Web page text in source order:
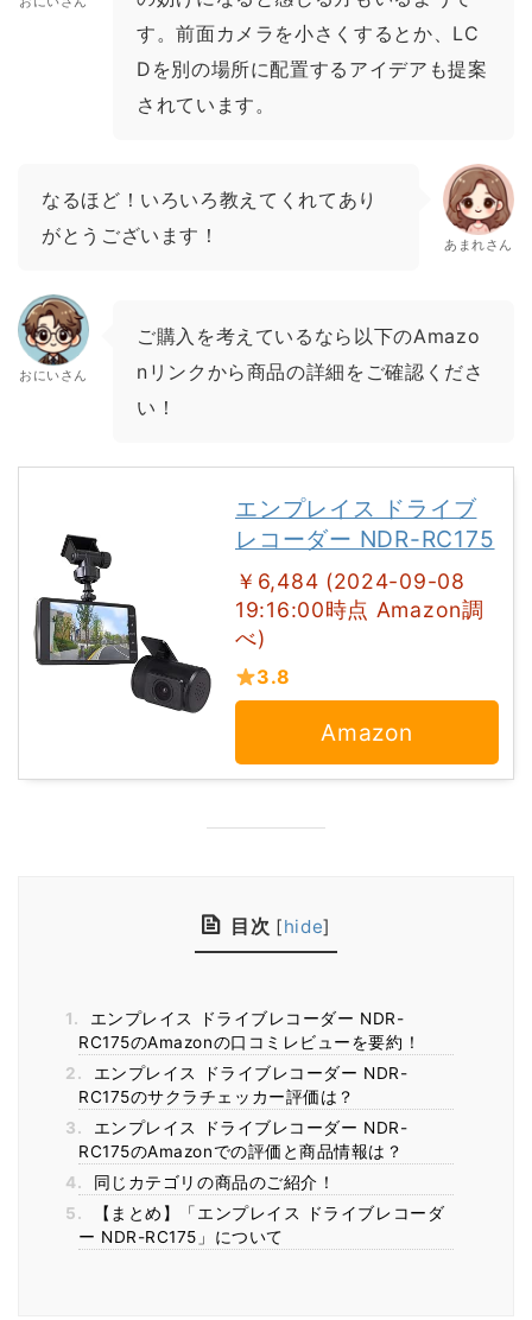
す。前面カメラを小さくするとか、LC
Dを別の場所に配置するアイデアも提案
されています。
なるほど！いろいろ教えてくれてあり
がとうございます！
あまれさん
おにいさん
ご購入を考えているなら以下のAmazo
nリンクから商品の詳細をご確認くださ
い！
エンプレイス ドライブ
レコーダー NDR-RC175
￥6,484 (2024-09-08
19:16:00時点 Amazon調
べ)
3.8
Amazon
目次 [hide]
1.
エンプレイス ドライブレコーダー NDR-
RC175のAmazonの口コミレビューを要約！
2.
エンプレイス ドライブレコーダー NDR-
RC175のサクラチェッカー評価は？
3.
エンプレイス ドライブレコーダー NDR-
RC175のAmazonでの評価と商品情報は？
4.
同じカテゴリの商品のご紹介！
5.
【まとめ】「エンプレイス ドライブレコーダ
ー NDR-RC175」について